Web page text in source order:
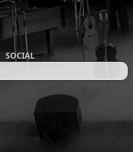
SOCIAL